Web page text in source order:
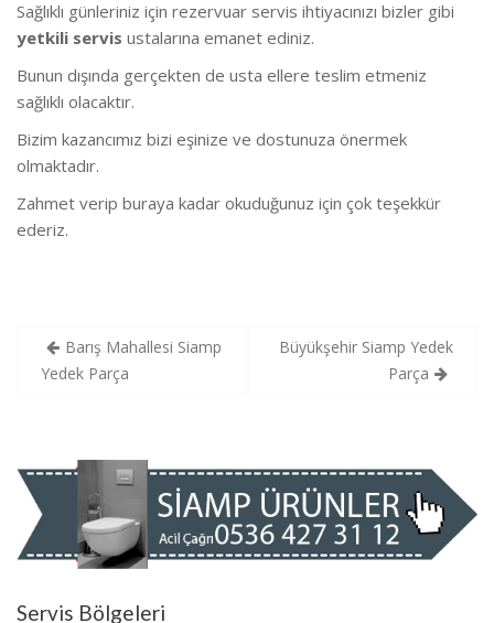
Sağlıklı günleriniz için rezervuar servis ihtiyacınızı bizler gibi
yetkili servis ustalarına emanet ediniz.
Bunun dışında gerçekten de usta ellere teslim etmeniz
sağlıklı olacaktır.
Bizim kazancımız bizi eşinize ve dostunuza önermek
olmaktadır.
Zahmet verip buraya kadar okuduğunuz için çok teşekkür
ederiz.
Yazı
gezinmesi
Barış Mahallesi Siamp
Yedek Parça
Büyükşehir Siamp Yedek
Parça
Servis Bölgeleri